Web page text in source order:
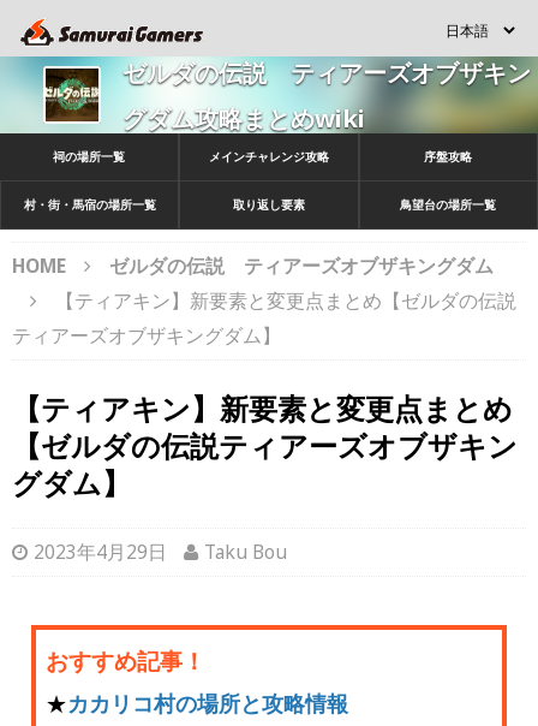
ゼルダの伝説 ティアーズオブザキン
グダム攻略まとめwiki
祠の場所一覧 メインチャレンジ攻略 序盤攻略
村・街・馬宿の場所一覧 取り返し要素 鳥望台の場所一覧
HOME
ゼルダの伝説 ティアーズオブザキングダム
【ティアキン】新要素と変更点まとめ【ゼルダの伝説
ティアーズオブザキングダム】
【ティアキン】新要素と変更点まとめ
【ゼルダの伝説ティアーズオブザキン
グダム】
2023年4月29日 Taku Bou
おすすめ記事！
★カカリコ村の場所と攻略情報